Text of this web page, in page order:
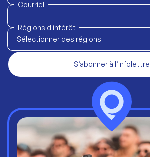
Courriel
Régions d'intérêt
Sélectionner des régions
S’abonner à l’infolettre